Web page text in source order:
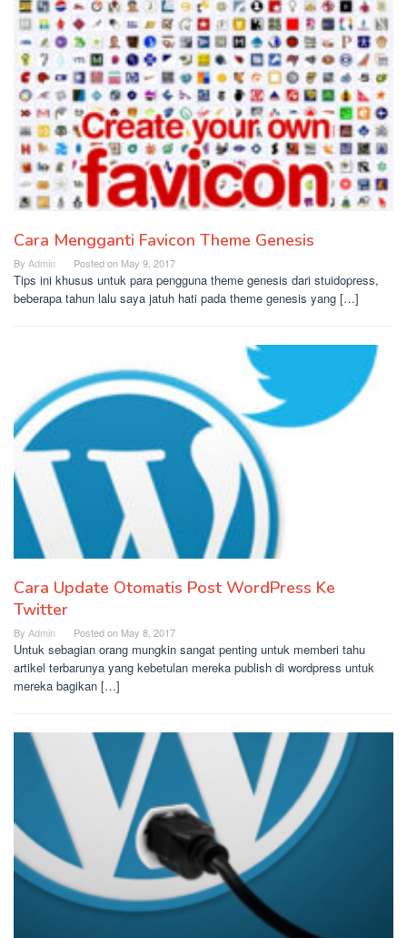
Cara Mengganti Favicon Theme Genesis
By Admin Posted on May 9, 2017
Tips ini khusus untuk para pengguna theme genesis dari stuidopress,
beberapa tahun lalu saya jatuh hati pada theme genesis yang […]
Cara Update Otomatis Post WordPress Ke
Twitter
By Admin Posted on May 8, 2017
Untuk sebagian orang mungkin sangat penting untuk memberi tahu
artikel terbarunya yang kebetulan mereka publish di wordpress untuk
mereka bagikan […]